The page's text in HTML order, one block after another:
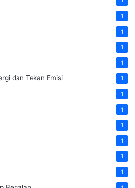
1
1
1
1
dan Tekan Emisi 1
1
1
1
1
1
1